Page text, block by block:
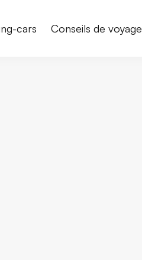
cars Conseils de voyage